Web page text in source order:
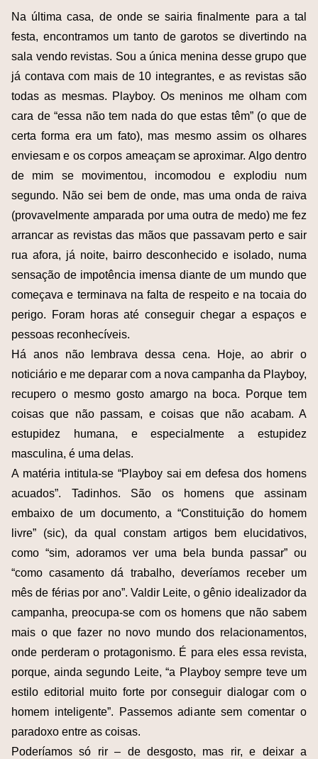
Na última casa, de onde se sairia finalmente para a tal
festa, encontramos um tanto de garotos se divertindo na
sala vendo revistas. Sou a única menina desse grupo que
já contava com mais de 10 integrantes, e as revistas são
todas as mesmas. Playboy. Os meninos me olham com
cara de “essa não tem nada do que estas têm” (o que de
certa forma era um fato), mas mesmo assim os olhares
enviesam e os corpos ameaçam se aproximar. Algo dentro
de mim se movimentou, incomodou e explodiu num
segundo. Não sei bem de onde, mas uma onda de raiva
(provavelmente amparada por uma outra de medo) me fez
arrancar as revistas das mãos que passavam perto e sair
rua afora, já noite, bairro desconhecido e isolado, numa
sensação de impotência imensa diante de um mundo que
começava e terminava na falta de respeito e na tocaia do
perigo. Foram horas até conseguir chegar a espaços e
pessoas reconhecíveis.
Há anos não lembrava dessa cena. Hoje, ao abrir o
noticiário e me deparar com a nova campanha da Playboy,
recupero o mesmo gosto amargo na boca. Porque tem
coisas que não passam, e coisas que não acabam. A
estupidez humana, e especialmente a estupidez
masculina, é uma delas.
A matéria intitula-se “Playboy sai em defesa dos homens
acuados”. Tadinhos. São os homens que assinam
embaixo de um documento, a “Constituição do homem
livre” (sic), da qual constam artigos bem elucidativos,
como “sim, adoramos ver uma bela bunda passar” ou
“como casamento dá trabalho, deveríamos receber um
mês de férias por ano”. Valdir Leite, o gênio idealizador da
campanha, preocupa-se com os homens que não sabem
mais o que fazer no novo mundo dos relacionamentos,
onde perderam o protagonismo. É para eles essa revista,
porque, ainda segundo Leite, “a Playboy sempre teve um
estilo editorial muito forte por conseguir dialogar com o
homem inteligente”. Passemos adiante sem comentar o
paradoxo entre as coisas.
Poderíamos só rir – de desgosto, mas rir, e deixar a